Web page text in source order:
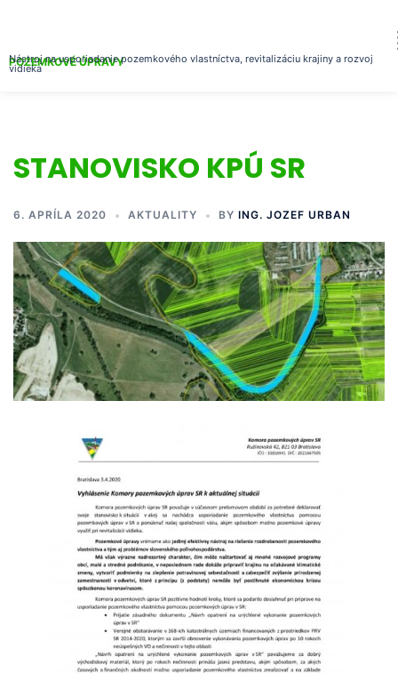
POZEMKOVÉ ÚPRAVY
Nástroj na usporiadanie pozemkového vlastníctva, revitalizáciu krajiny a rozvoj
vidieka
STANOVISKO KPÚ SR
6. APRÍLA 2020 AKTUALITY BY ING. JOZEF URBAN